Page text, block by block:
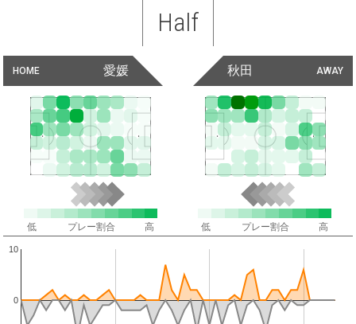
Half
HOME 愛媛 AWAY
秋田
低 プレー割合 高 低 プレー割合 高
0
10